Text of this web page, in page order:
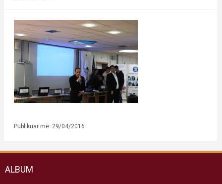
Publikuar më: 29/04/2016
ALBUM